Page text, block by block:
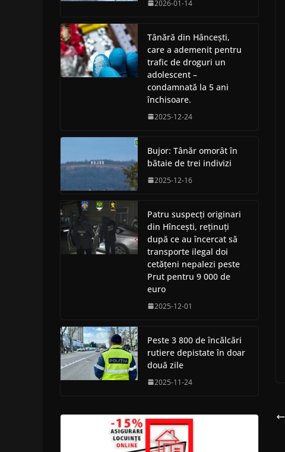
2026-01-14
Tânără din Hâncești,
care a ademenit pentru
trafic de droguri un
adolescent –
condamnată la 5 ani
închisoare.
2025-12-24
Bujor: Tânăr omorât în
bătaie de trei indivizi
2025-12-16
Patru suspecți originari
din Hîncești, reținuți
după ce au încercat să
transporte ilegal doi
cetățeni nepalezi peste
Prut pentru 9 000 de
euro
2025-12-01
Peste 3 800 de încălcări
rutiere depistate în doar
două zile
2025-11-24